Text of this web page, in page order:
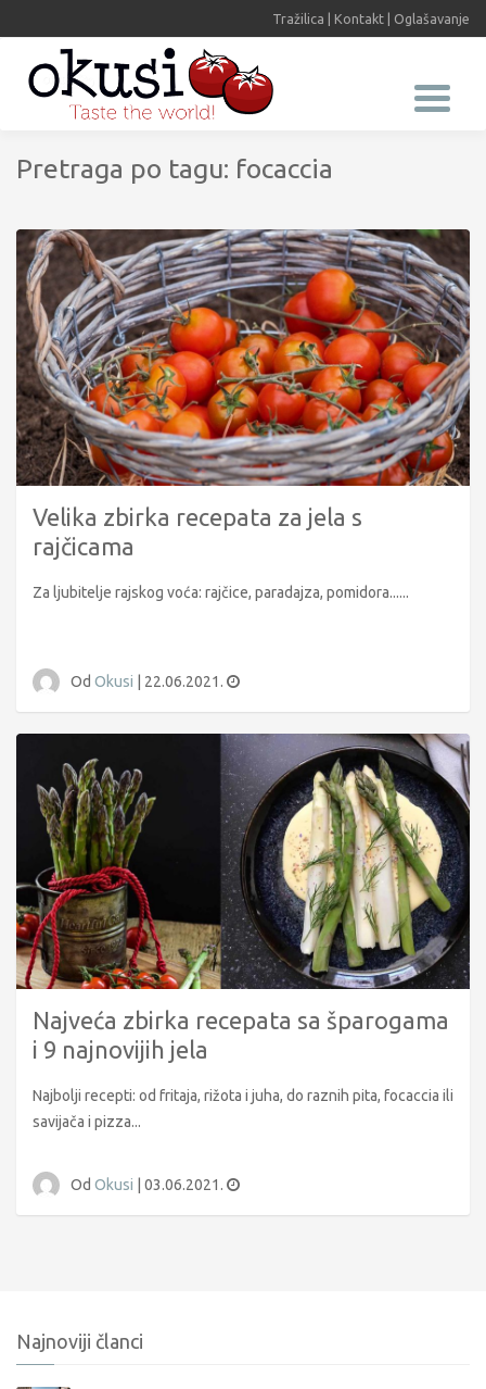
Tražilica Kontakt Oglašavanje
Pretraga po tagu: focaccia
Velika zbirka recepata za jela s
rajčicama
Za ljubitelje rajskog voća: rajčice, paradajza, pomidora......
Od Okusi | 22.06.2021.
Najveća zbirka recepata sa šparogama
i 9 najnovijih jela
Najbolji recepti: od fritaja, rižota i juha, do raznih pita, focaccia ili
savijača i pizza...
Od Okusi 03.06.2021.
Najnoviji članci